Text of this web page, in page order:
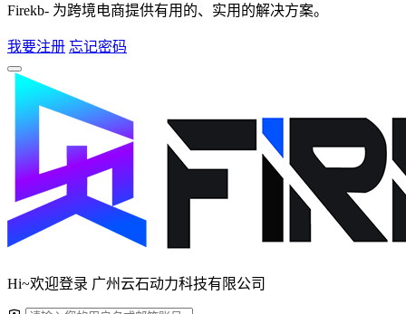
Firekb- 为跨境电商提供有用的、实用的解决方案。
我要注册 忘记密码
Hi~欢迎登录 广州云石动力科技有限公司